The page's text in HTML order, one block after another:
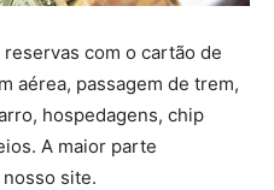
com o cartão de
aérea, passagem de trem,
hospedagens, chip
A maior parte
site.